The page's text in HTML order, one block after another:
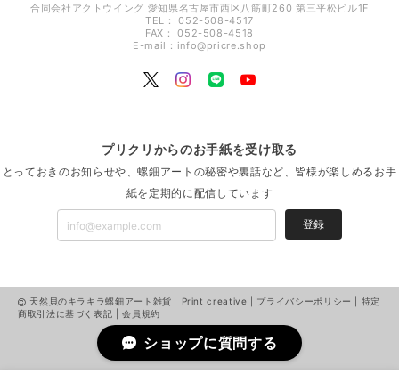
合同会社アクトウイング 愛知県名古屋市西区八筋町260 第三平松ビル1F
TEL： 052-508-4517
FAX： 052-508-4518
E-mail： info@pricre.shop
プリクリからのお手紙を受け取る
とっておきのお知らせや、螺鈿アートの秘密や裏話など、皆様が楽しめるお手
紙を定期的に配信しています
登録
天然貝のキラキラ螺鈿アート雑貨 Print creative | プライバシーポリシー
特定
商取引法に基づく表記
|会員規約
ショップに質問する